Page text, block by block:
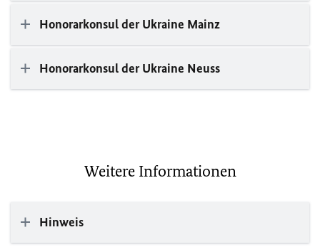
Honorarkonsul der Ukraine Mainz
Honorarkonsul der Ukraine Neuss
Weitere Informationen
Hinweis